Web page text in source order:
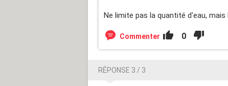
Ne limite pas la quantité d'eau,
Commenter 0
RÉPONSE 3 / 3